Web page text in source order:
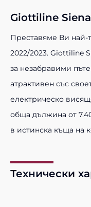
Giottiline
Преставяме Ви най-
2022/2023. Giottiline
за незабравими
атрактивен със
електрическо
обща дължина от
в истинска къща на
Технически